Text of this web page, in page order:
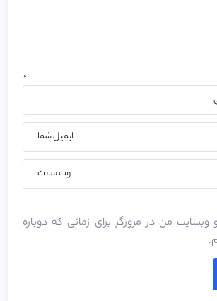
وبسایت من در مرورگر برای زمانی که دوباره